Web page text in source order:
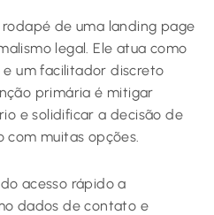
de uma landing page
legal. Ele atua como
um facilitador discreto
primária é mitigar
e solidificar a decisão de
com muitas opções.
acesso rápido a
dados de contato e